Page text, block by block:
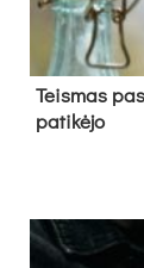
Teis­mas
pa­ti­kė­jo